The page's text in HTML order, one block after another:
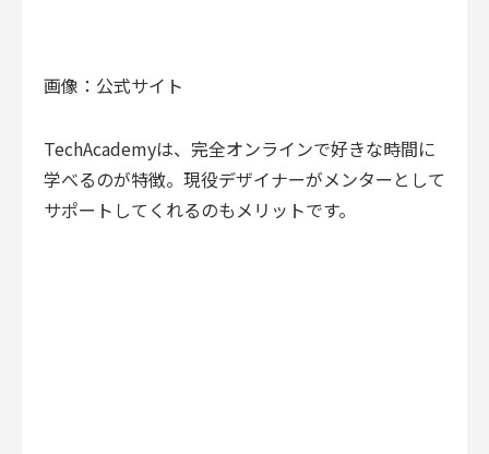
画像：公式サイト
TechAcademyは、完全オンラインで好きな時間に
学べるのが特徴。現役デザイナーがメンターとして
サポートしてくれるのもメリットです。